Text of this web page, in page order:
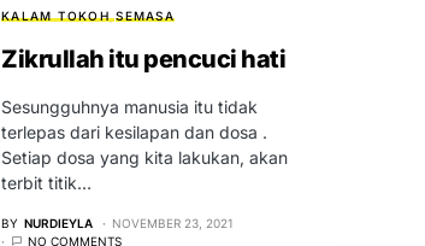
KALAM TOKOH SEMASA
Zikrullah itu pencuci hati
Sesungguhnya manusia itu tidak
terlepas dari kesilapan dan dosa .
Setiap dosa yang kita lakukan, akan
terbit titik…
BY NURDIEYLA
NOVEMBER 23, 2021
NO COMMENTS